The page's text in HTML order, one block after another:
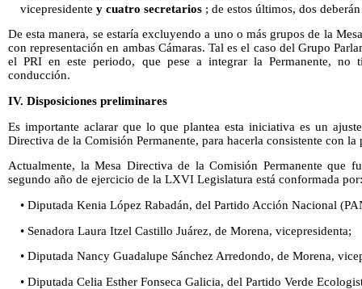
vicepresidente y cuatro secretarios; de estos últimos, dos
De esta manera, se estaría excluyendo a uno o más grupos de la
con representación en ambas Cámaras. Tal es el caso del Grupo
el PRI en este periodo, que pese a integrar la Permanente,
conducción.
IV. Disposiciones preliminares
Es importante aclarar que lo que plantea esta iniciativa es un
Directiva de la Comisión Permanente, para hacerla consistente con
Actualmente, la Mesa Directiva de la Comisión Permanente que
segundo año de ejercicio de la LXVI Legislatura está conformada por:
• Diputada Kenia López Rabadán, del Partido Acción Nacional
• Senadora Laura Itzel Castillo Juárez, de Morena, vicepresidenta;
• Diputada Nancy Guadalupe Sánchez Arredondo, de Morena,
• Diputada Celia Esther Fonseca Galicia, del Partido Verde